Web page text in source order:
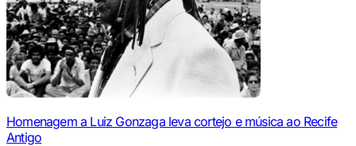
Homenagem a Luiz Gonzaga leva cortejo e música ao Recife
Antigo